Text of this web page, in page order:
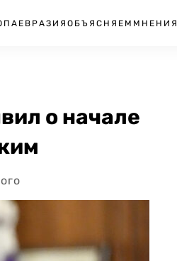
ЕВРАЗИЯ ОБЪЯСНЯЕМ МНЕНИЯ
о начале